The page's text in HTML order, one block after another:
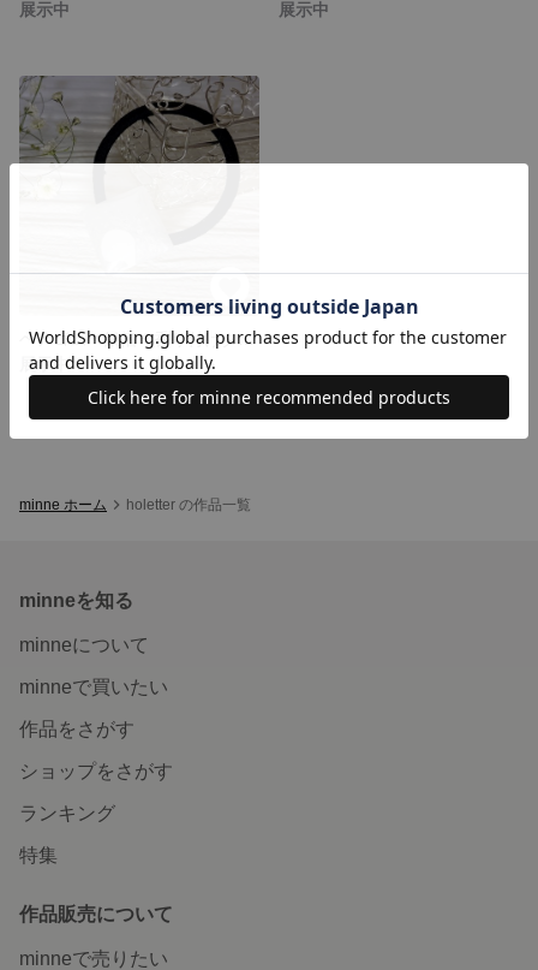
展示中 展示中
ヘアゴム＊銀箔＊香り付けタイプ
展示中
minne ホーム holetter の作品一覧
minneを知る
minneについて
minneで買いたい
作品をさがす
ショップをさがす
ランキング
特集
作品販売について
minneで売りたい